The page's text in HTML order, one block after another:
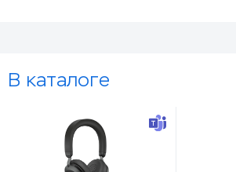
В каталоге